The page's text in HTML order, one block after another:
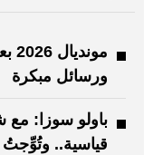
ورسائل مبكرة
باولو سوزا: مع
قياسية.. وتُوِّجتُ